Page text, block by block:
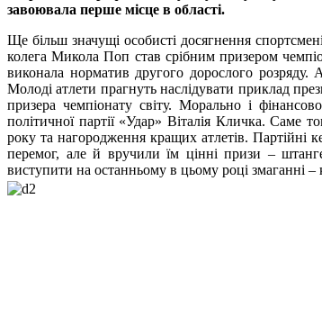
завоювала перше місце в області.
Ще більш значущі особисті досягнення
колега Микола Поп став срібним призером
виконала норматив другого дорослого
Молоді атлети прагнуть наслідувати приклад
призера чемпіонату світу. Морально і
політичної партії «Удар» Віталія Кличка. Саме
року та нагородження кращих атлетів. Партійні
перемог, але й вручили їм цінні призи –
виступити на останньому в цьому році змаганні –